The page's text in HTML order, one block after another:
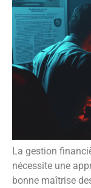
La gestion
nécessite une
bonne maîtrise